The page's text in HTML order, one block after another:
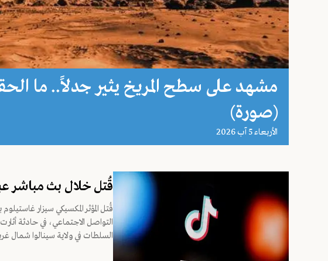
مشهد على سطح المريخ يثير جدلاً.. ما
(صورة)
اﻷربعاء 5 آب 2026
قُتل خلال بث مباشر
قُتل المؤثر المكسيكي سيزار
التواصل الاجتماعي، في حادثة
السلطات في ولاية سينالوا شمال